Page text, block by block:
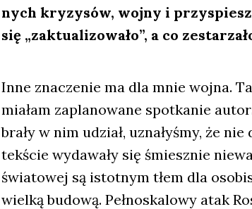
nych kry­zy­sów, woj­ny i
się „zak­tu­ali­zo­wa­ło”, a co
Inne zna­cze­nie ma dla mnie woj­na.
mia­łam zapla­no­wa­ne spo­tka­nie
bra­ły w nim udział, uzna­ły­śmy, że
tek­ście wyda­wa­ły się śmiesz­nie
świa­to­wej są istot­nym tłem dla
wiel­ką budo­wą. Peł­no­ska­lo­wy atak